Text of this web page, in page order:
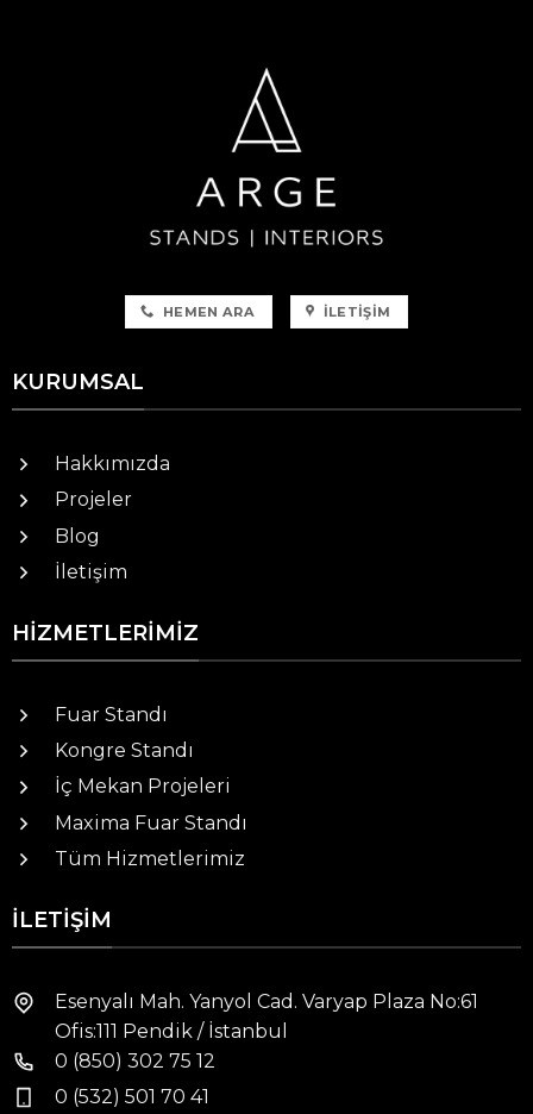
HEMEN ARA İLETIŞIM
KURUMSAL
Hakkımızda
Projeler
Blog
İletişim
HIZMETLERIMIZ
Fuar Standı
Kongre Standı
İç Mekan Projeleri
Maxima Fuar Standı
Tüm Hizmetlerimiz
İLETIŞIM
Esenyalı Mah. Yanyol Cad. Varyap Plaza No:61
Ofis:111 Pendik / İstanbul
0 (850) 302 75 12
0 (532) 501 70 41